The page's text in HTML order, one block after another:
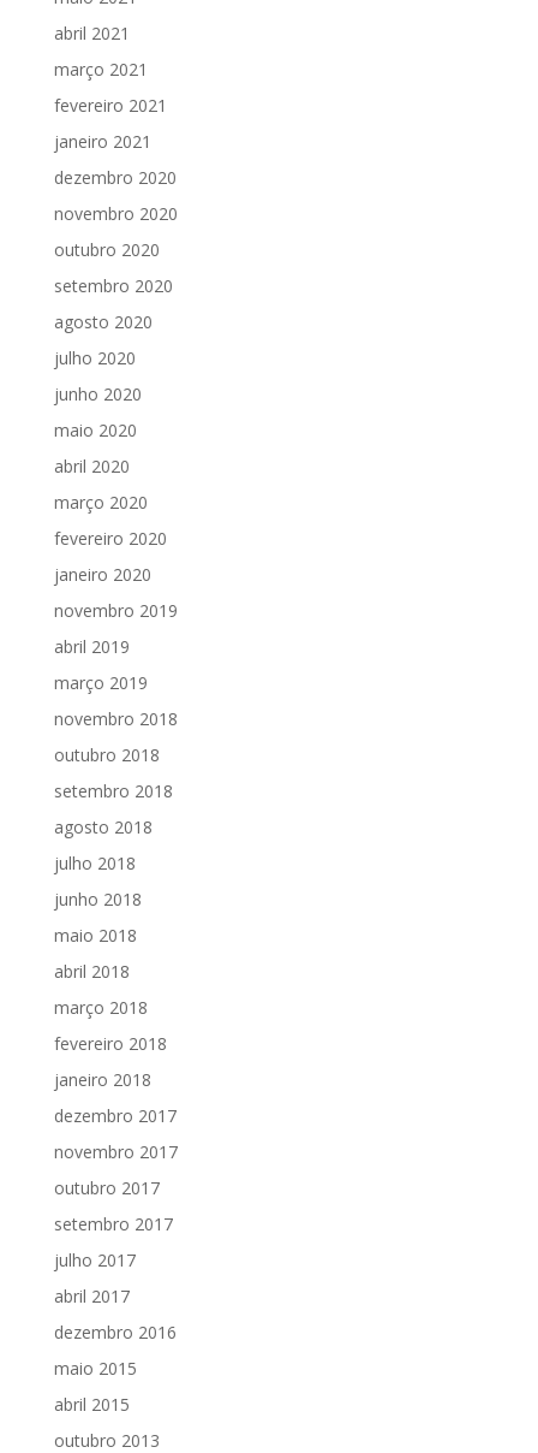
abril 2021
março 2021
fevereiro 2021
janeiro 2021
dezembro 2020
novembro 2020
outubro 2020
setembro 2020
agosto 2020
julho 2020
junho 2020
maio 2020
abril 2020
março 2020
fevereiro 2020
janeiro 2020
novembro 2019
abril 2019
março 2019
novembro 2018
outubro 2018
setembro 2018
agosto 2018
julho 2018
junho 2018
maio 2018
abril 2018
março 2018
fevereiro 2018
janeiro 2018
dezembro 2017
novembro 2017
outubro 2017
setembro 2017
julho 2017
abril 2017
dezembro 2016
maio 2015
abril 2015
outubro 2013